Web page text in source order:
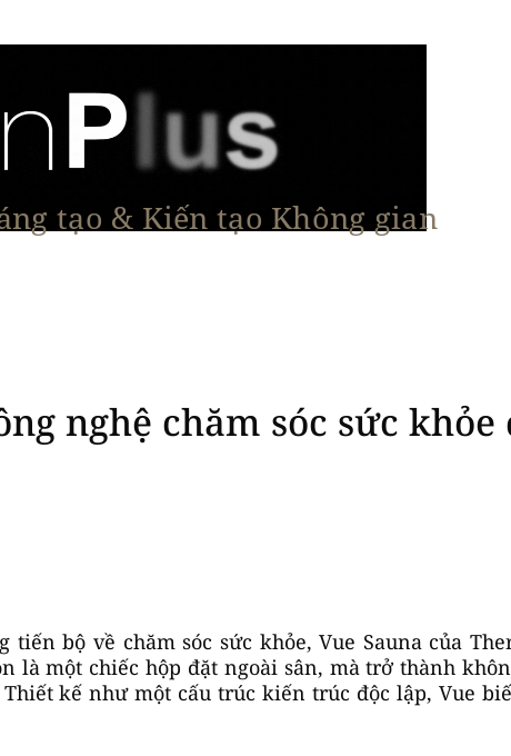
tạo & Kiến tạo Không gian
nghệ chăm sóc sức khỏe
bộ về chăm sóc sức khỏe, Vue Sauna của
một chiếc hộp đặt ngoài sân, mà trở thành
kế như một cấu trúc kiến trúc độc lập, Vue